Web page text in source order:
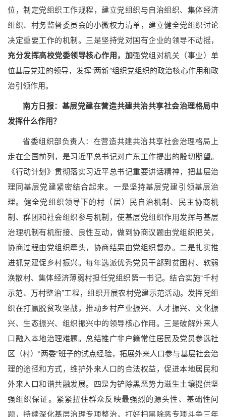
位，制定党组织工作规程，建立党组织与自治组织、集体经济
组织、村务监督委员会的小微权力清单，建立健全党组织讨论
决定重要工作的机制。三是坚持党对国有企业的领导不动摇，
充分发挥高校党委领导核心作用，加强党组对机关（事业）单
位基层党建的领导，发挥“两新”组织党组织的政治核心作用和政
治引领作用。
南方日报：基层党建在营造共建共治共享社会治理格局中
发挥什么作用？
省委组织部负责人：在营造共建共治共享社会治理格局上
走在全国前列，是习近平总书记对广东工作提出的殷切期望。
《行动计划》贯彻落实习近平总书记重要讲话精神，把基层治
理同基层党建紧密结合起来。一是坚持基层党建引领基层治
理。健全党组织领导下的村（居）民自治机制、民主协商机
制、群团和社会组织参与机制，使基层党组织作用发挥与基层
治理机制有机衔接、良性互动，做到协商议题由党组织把关，
协商过程由党组织牵头，协商结果由党组织督办。二是扎实推
进抓党建促乡村振兴。每年选派优秀党员干部到贫困村、软弱
涣散村、集体经济薄弱村担任党组织第一书记。结合实施“千村
示范、万村整治”工程，组织开展农村党建示范活动。发挥党组
织在打赢脱贫攻坚战，推动乡村产业振兴、人才振兴、文化振
兴、生态振兴、组织振兴中的领导核心作用。三是破解外来人
口融入本地治理难题。总结推广非户籍常住居民及党员参选社
区（村）“两委”班子的试点经验，拓展外来人口参与基层社会治
理的途径和方式，维护外来人口的合法权益，促进本地居民和
外来人口和谐共融发展。四是为铲除黑恶势力滋生土壤提供坚
强组织保证。紧紧扭住群众反映最强烈的源头性、基础性问
题，持续深化基层治理专项整治，打好扫黑除恶专项斗争三年